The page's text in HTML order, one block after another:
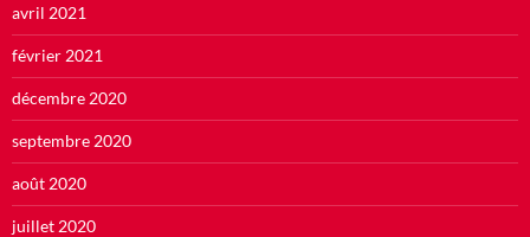
avril 2021
février 2021
décembre 2020
septembre 2020
août 2020
juillet 2020